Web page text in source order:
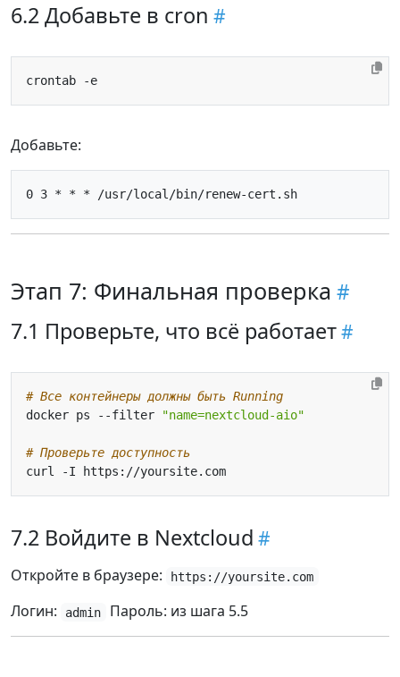
6.2 Добавьте в cron
Добавьте:
Этап 7: Финальная проверка
7.1 Проверьте, что всё работает
# Все контейнеры должны быть Running
docker ps --filter
"name=nextcloud-aio"
# Проверьте доступность
7.2 Войдите в Nextcloud
Откройте в браузере: https://yoursite.com
Логин: admin Пароль: из шага 5.5